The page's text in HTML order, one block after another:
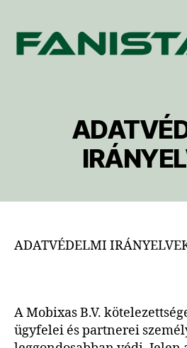
ADATVÉDELMI
A Mobixas B.V.
ügyfelei és partnerei